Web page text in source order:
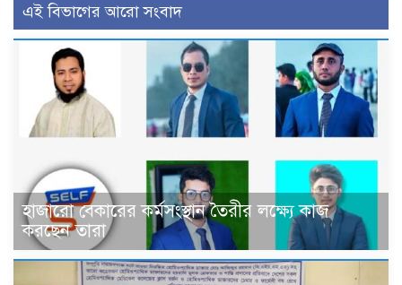
এই বিভাগের আরো সংবাদ
হাজারো বেকারের কর্মসংস্থান তৈরীর লক্ষ্যে কাজ
করছেন তারা